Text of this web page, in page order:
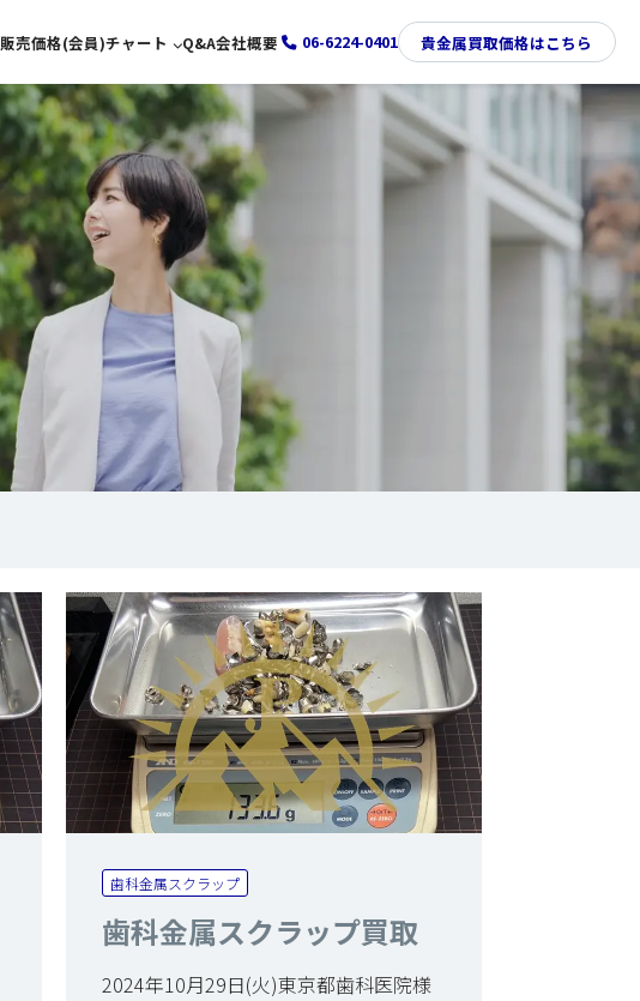
販売価格(会員)チャート
金価格推移チャート
プラチナ価格推移チャート
銀価格推移チャート
パラジウム価格推移チャート
Q&A会社概要 06-6224-0401 貴金属買取価格はこちら
歯科金属スクラップ
歯科金属スクラップ買取
2024年10月29日(火)東京都歯科医院様